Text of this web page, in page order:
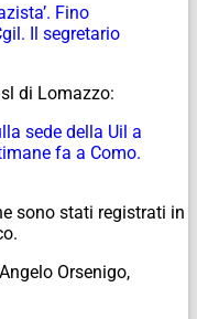
Fino
Il segretario
di Lomazzo:
sede della Uil a
fa a Como.
sono stati registrati in
Orsenigo,